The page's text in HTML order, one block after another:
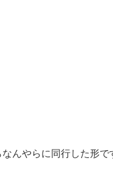
んやらに同行した形で